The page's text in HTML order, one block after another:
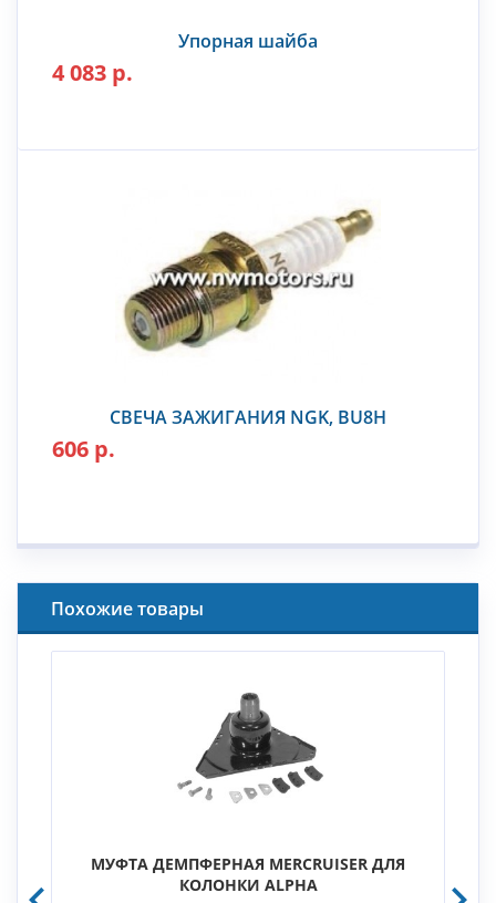
Упорная шайба
4 083 р.
СВЕЧА ЗАЖИГАНИЯ NGK, BU8H
606 р.
Похожие товары
МУФТА ДЕМПФЕРНАЯ MERCRUISER ДЛЯ
КОЛОНКИ ALPHA